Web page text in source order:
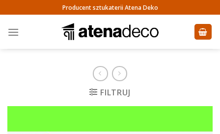
to
content
Producent sztukaterii Atena Deko
FILTRUJ